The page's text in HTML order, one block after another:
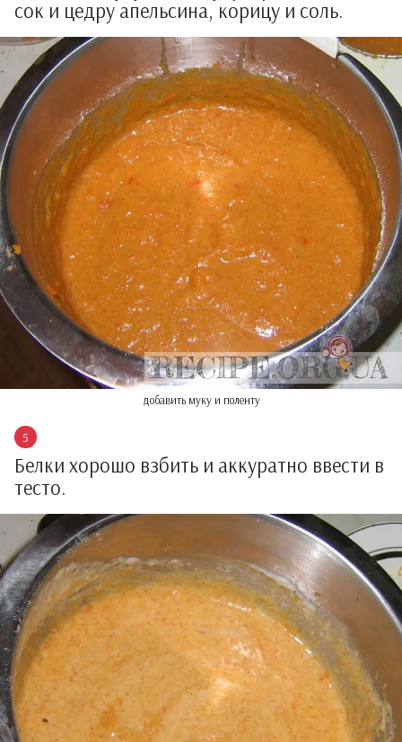
сок и цедру апельсина, корицу и соль.
добавить муку и поленту
Белки хорошо взбить и аккуратно ввести в
тесто.